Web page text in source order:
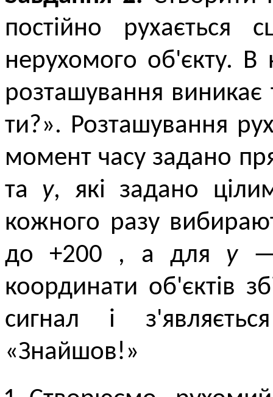
постійно
нерухомого об'єкту. В
розташування
ти?». Розташування
момент часу задано
та y, які задано
кожного разу
до +200 , а для y—
координати об'єктів
сигнал і
«Знайшов!»